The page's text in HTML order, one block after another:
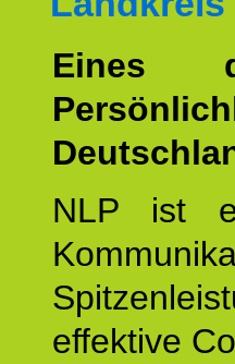
Eines
NLP ist
effektive